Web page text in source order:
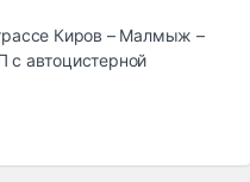
Киров – Малмыж –
с автоцистерной